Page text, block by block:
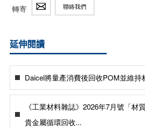
轉寄 聯絡我們
延伸閱讀
Daicel將量產消費後回收POM並維持
《工業材料雜誌》2026年7月號「材
貴金屬循環回收...